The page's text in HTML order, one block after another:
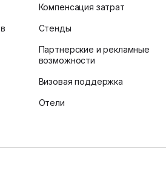
Компенсация затрат
Стенды
Партнерские и рекламные
возможности
Визовая поддержка
Отели